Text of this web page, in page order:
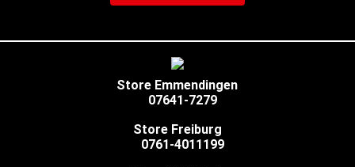
Store Emmendingen
07641-7279
Store Freiburg
0761-4011199